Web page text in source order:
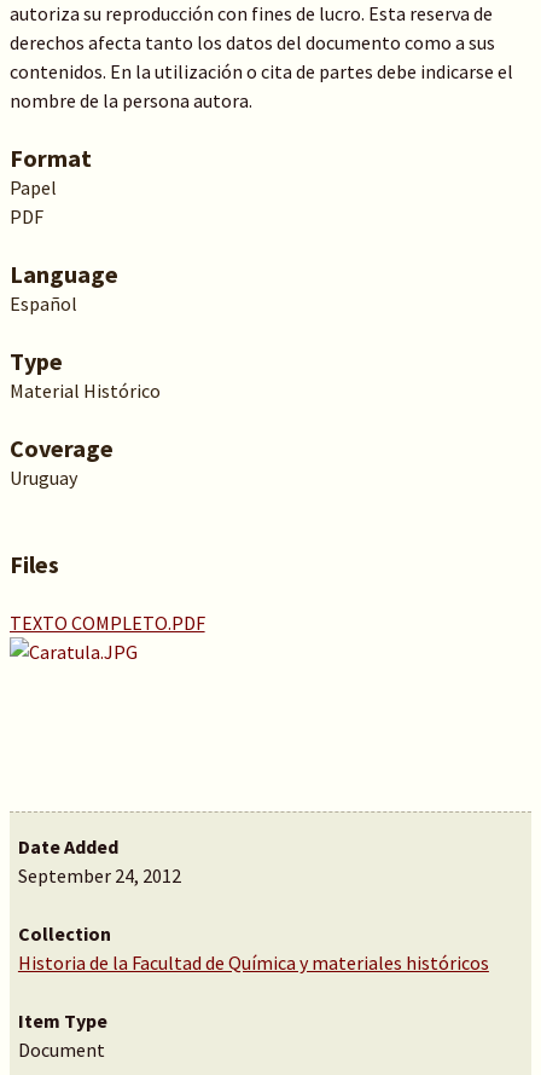
autoriza su reproducción con fines de lucro. Esta reserva de
derechos afecta tanto los datos del documento como a sus
contenidos. En la utilización o cita de partes debe indicarse el
nombre de la persona autora.
Format
Papel
PDF
Language
Español
Type
Material Histórico
Coverage
Uruguay
Files
TEXTO COMPLETO.PDF
Date Added
September 24, 2012
Collection
Historia de la Facultad de Química y materiales históricos
Item Type
Document